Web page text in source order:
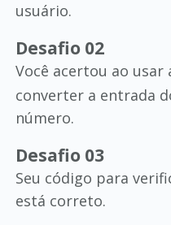
usuário.
Desafio 02
Você acertou ao usar
converter a entrada
número.
Desafio 03
Seu código para
está correto.